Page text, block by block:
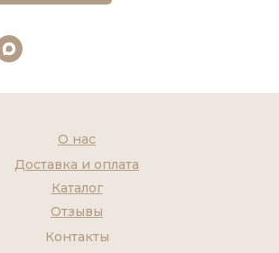
Контакты
Каталог
О нас
Доставка и оплата
Отзывы